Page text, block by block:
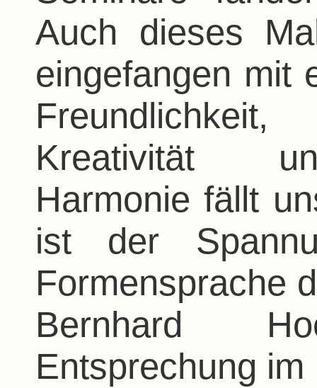
Auch dieses
eingefangen mit
Kreativität
Harmonie fällt
ist der
Formensprache
Bernhard
Entsprechung